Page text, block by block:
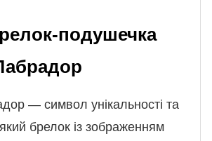
подушечка
— символ унікальності та
брелок із зображенням